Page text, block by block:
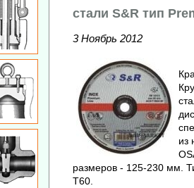
стали S&R тип
3 Ноябрь 2012
из
размеров - 125-230 мм.
T60.